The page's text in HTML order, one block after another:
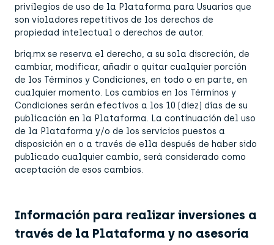
privilegios de uso de la Plataforma para Usuarios que
son violadores repetitivos de los derechos de
propiedad intelectual o derechos de autor.
briq.mx se reserva el derecho, a su sola discreción, de
cambiar, modificar, añadir o quitar cualquier porción
de los Términos y Condiciones, en todo o en parte, en
cualquier momento. Los cambios en los Términos y
Condiciones serán efectivos a los 10 (diez) días de su
publicación en la Plataforma. La continuación del uso
de la Plataforma y/o de los servicios puestos a
disposición en o a través de ella después de haber sido
publicado cualquier cambio, será considerado como
aceptación de esos cambios.
Información para realizar inversiones a
través de la Plataforma y no asesoría